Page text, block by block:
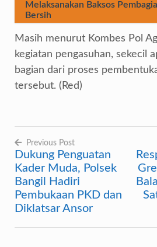
Melaksanakan Baksos
Bersih
Masih menurut Kombes Pol
kegiatan pengasuhan, sekecil
bagian dari proses
tersebut. (Red)
Navigasi
pos
Previous Post
Dukung Penguatan
Kader Muda, Polsek
Bangil Hadiri
Pembukaan PKD dan
Diklatsar Ansor